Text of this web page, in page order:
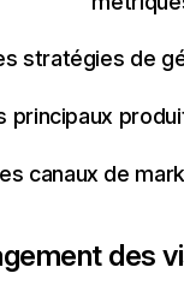
stratégies de
principaux
canaux de
des